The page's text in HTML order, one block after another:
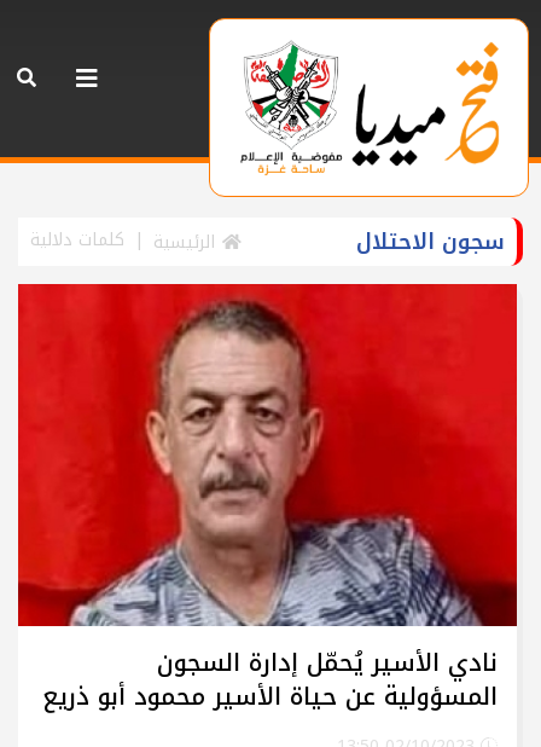
سجون الاحتلال الرئيسية كلمات دلالية
نادي الأسير يُحمّل إدارة السجون
المسؤولية عن حياة الأسير محمود أبو ذريع